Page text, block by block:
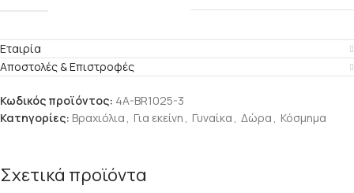
Εταιρία
Αποστολές & Επιστροφές
Κωδικός προϊόντος: 4A-BR1025-3
Κατηγορίες: Βραχιόλια , Για εκείνη , Γυναίκα , Δώρα , Κόσμημα
Σχετικά προϊόντα